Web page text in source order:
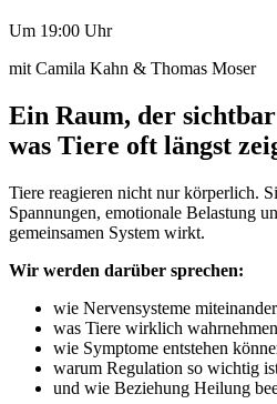
Um 19:00 Uhr
mit Camila Kahn & Thomas Moser
Ein Raum, der
was Tiere oft längst
Tiere reagieren nicht nur körperlich.
Spannungen, emotionale Belastung
gemeinsamen System wirkt.
Wir werden darüber sprechen:
wie Nervensysteme
was Tiere wirklich wahrnehmen
wie Symptome entstehen
warum Regulation so wichtig
und wie Beziehung Heilung